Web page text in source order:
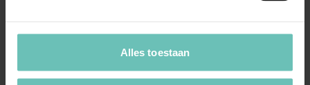
Alles toestaan
(ECLI:NL:HR:2018:1972, 19 oktober 2018, nr:
Procedure na verwijzing (HR 19 februari 2010,